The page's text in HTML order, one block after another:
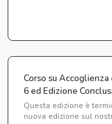
Corso su
6 ed Edizione
Questa edizione è
nuova edizione sul